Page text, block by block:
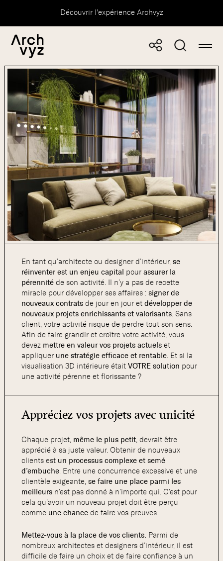
Découvrir l'expérience Archvyz
En tant qu’architecte ou designer d’intérieur,se
réinventer est un enjeu capital pourassurer la
pérennité de son activité. Il n’y a pas de recette
miracle pour développer ses affaires :signer de
nouveaux contrats de jour en jour etdévelopper de
nouveaux projets enrichissants et valorisants. Sans
client, votre activité risque de perdre tout son sens.
Afin de faire grandir et croître votre activité, vous
devez mettre en valeur vos projets actuels et
appliquer une stratégie efficace et rentable. Et si la
visualisation 3D intérieure étaitVOTRE solution pour
une activité pérenne et florissante ?
Appréciez vos projets avec unicité
Chaque projet, même le plus petit, devrait être
apprécié à sa juste valeur. Obtenir de nouveaux
clients est un processus complexe et semé
d’embuche. Entre une concurrence excessive et une
clientèle exigeante,se faire une place parmi les
meilleurs n’est pas donné à n’importe qui. C’est pour
cela qu’avoir un nouveau projet doit être perçu
comme une chance de faire vos preuves.
Mettez-vous à la place de vos clients. Parmi de
nombreux architectes et designers d’intérieur, il est
difficile de faire un choix et de faire confiance à un